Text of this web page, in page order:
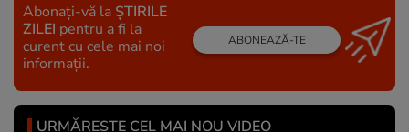
Abonați-vă la ȘTIRILE
ZILEI pentru a fi la
curent cu cele mai noi
informații.
ABONEAZĂ-TE
URMĂREȘTE CEL MAI NOU VIDEO